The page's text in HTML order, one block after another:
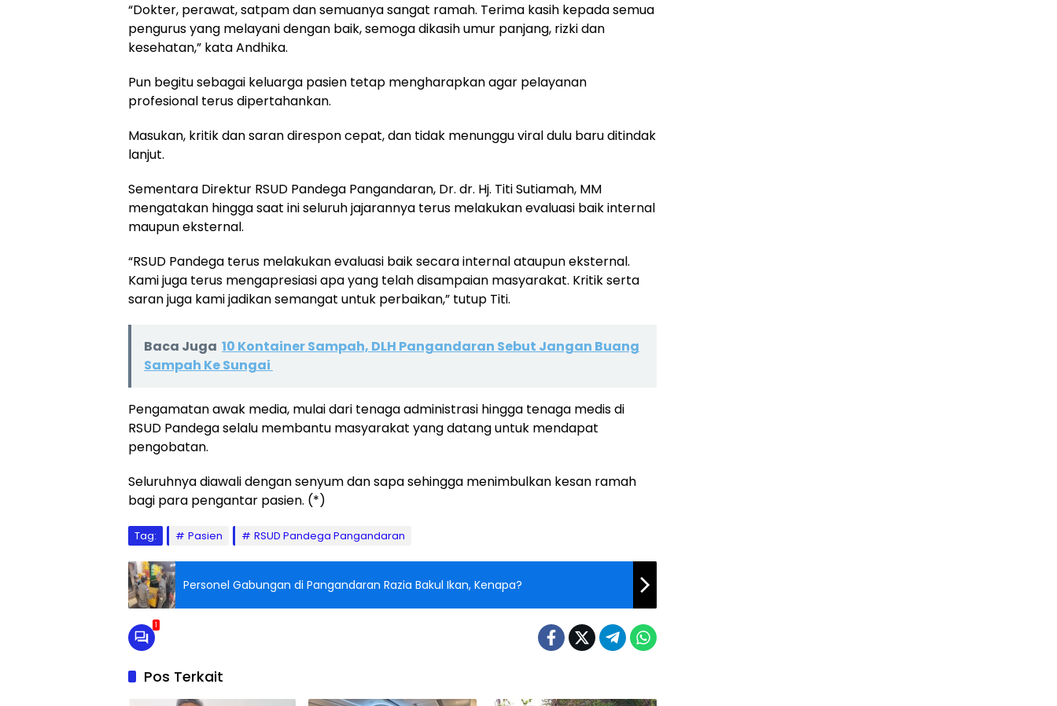
“Dokter, perawat, satpam dan semuanya sangat ramah. Terima kasih kepada semua
pengurus yang melayani dengan baik, semoga dikasih umur panjang, rizki dan
kesehatan,” kata Andhika.
Pun begitu sebagai keluarga pasien tetap mengharapkan agar pelayanan
profesional terus dipertahankan.
Masukan, kritik dan saran direspon cepat, dan tidak menunggu viral dulu baru ditindak
lanjut.
Sementara Direktur RSUD Pandega Pangandaran, Dr. dr. Hj. Titi Sutiamah, MM
mengatakan hingga saat ini seluruh jajarannya terus melakukan evaluasi baik internal
maupun eksternal.
“RSUD Pandega terus melakukan evaluasi baik secara internal ataupun eksternal.
Kami juga terus mengapresiasi apa yang telah disampaian masyarakat. Kritik serta
saran juga kami jadikan semangat untuk perbaikan,” tutup Titi.
Baca Juga 10 Kontainer Sampah, DLH Pangandaran Sebut Jangan Buang
Sampah Ke Sungai
Pengamatan awak media, mulai dari tenaga administrasi hingga tenaga medis di
RSUD Pandega selalu membantu masyarakat yang datang untuk mendapat
pengobatan.
Seluruhnya diawali dengan senyum dan sapa sehingga menimbulkan kesan ramah
bagi para pengantar pasien. (*)
Tag: Pasien RSUD Pandega Pangandaran
Personel Gabungan di Pangandaran Razia Bakul Ikan, Kenapa?
1
Pos Terkait